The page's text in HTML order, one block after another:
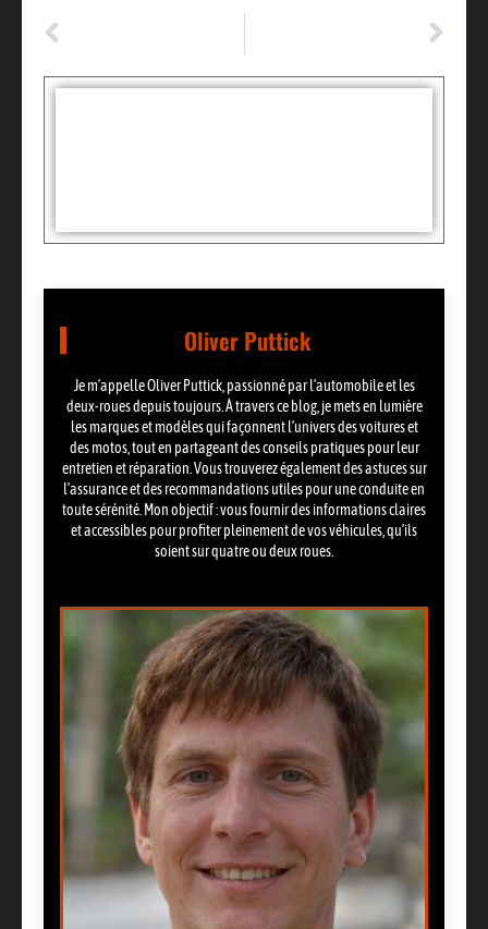
Oliver Puttick
Je m’appelle Oliver Puttick, passionné par l’automobile et les
deux-roues depuis toujours. À travers ce blog, je mets en lumière
les marques et modèles qui façonnent l’univers des voitures et
des motos, tout en partageant des conseils pratiques pour leur
entretien et réparation. Vous trouverez également des astuces sur
l’assurance et des recommandations utiles pour une conduite en
toute sérénité. Mon objectif : vous fournir des informations claires
et accessibles pour profiter pleinement de vos véhicules, qu’ils
soient sur quatre ou deux roues.